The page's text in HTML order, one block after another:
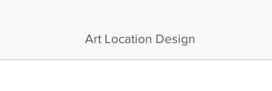
Art Location Design